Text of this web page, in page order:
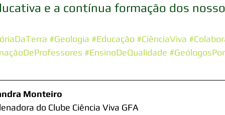
e a contínua formação dos
#Geologia #Educação #CiênciaViva
#EnsinoDeQualidade
Monteiro
do Clube Ciência Viva GFA